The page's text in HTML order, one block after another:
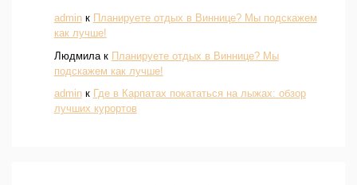
adminк Планируете отдых в Виннице? Мы подскажем
как лучше!
Людмилак Планируете отдых в Виннице? Мы
подскажем как лучше!
adminк Где в Карпатах покататься на лыжах: обзор
лучших курортов